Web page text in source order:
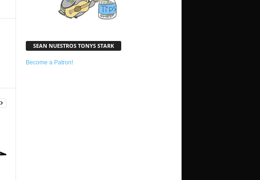
SEAN NUESTROS TONYS STARK
Become a Patron!